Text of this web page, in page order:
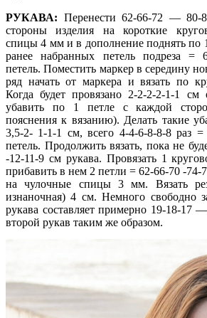
РУКАВА: Перенести 62-66-72 — 80-
стороны изделия на короткие
спицы 4 мм и в дополнение поднять по
ранее набранных петель подреза =
петель. Поместить маркер в середину
ряд начать от маркера и вязать по
Когда будет провязано 2-2-2-2-1-1 см
убавить по 1 петле с каждой
пояснения к вязанию). Делать такие
3,5-2- 1-1-1 см, всего 4-4-6-8-8-8 раз
петель. Продолжить вязать, пока не
-12-11-9 см рукава. Провязать 1
прибавить в нем 2 петли = 62-66-70 -74-
на чулочные спицы 3 мм. Вязать
изнаночная) 4 см. Немного свободно
рукава составляет примерно 19-18-17
второй рукав таким же образом.